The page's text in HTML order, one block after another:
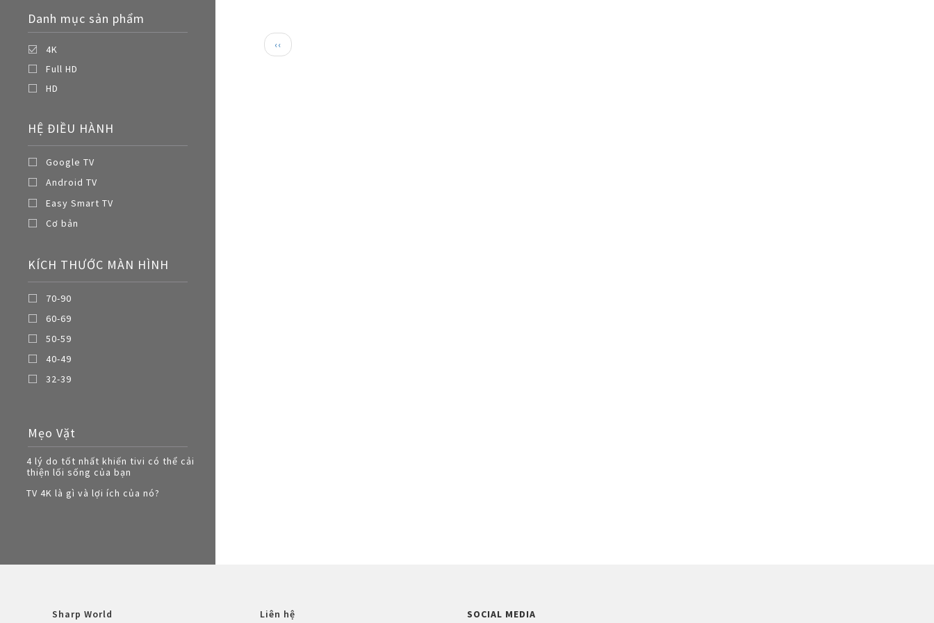
Nồi chiên không dầu
Danh mục sản phẩm
4K
Full HD
HD
HỆ ĐIỀU HÀNH
Google TV
Android TV
Easy Smart TV
Cơ bản
KÍCH THƯỚC MÀN HÌNH
70-90
60-69
50-59
40-49
32-39
Mẹo Vặt
4 lý do tốt nhất khiến tivi có thể cải
thiện lối sống của bạn
TV 4K là gì và lợi ích của nó?
Pagination
Trang
trước
‹‹
Sharp World Liên hệ SOCIAL MEDIA